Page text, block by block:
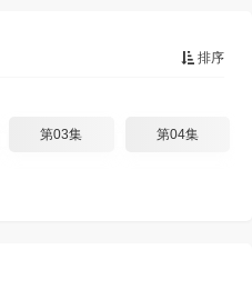
排序
第03集 第04集